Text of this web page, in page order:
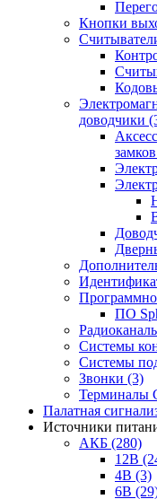
Кнопки
доводчики
замков
ПО
Системы
Системы
Звонки (3)
Терминалы
Палатная
Источники
АКБ (280)
12В
4В (3)
6В